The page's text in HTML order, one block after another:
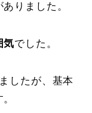
りました。
気でした。
したが、基本